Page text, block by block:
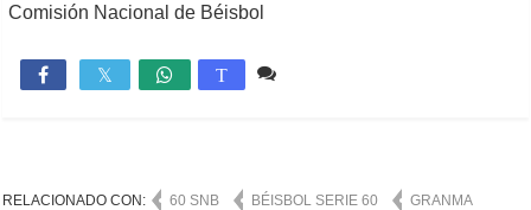
Comisión Nacional de Béisbol
 T
RELACIONADO CON: 60 SNB BÉISBOL SERIE 60
GRANMA